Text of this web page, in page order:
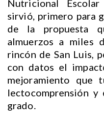
Nutricional
sirvió, primero para
de la propuesta
almuerzos a miles
rincón de San Luis,
con datos el
mejoramiento que
lectocomprensión y
grado.